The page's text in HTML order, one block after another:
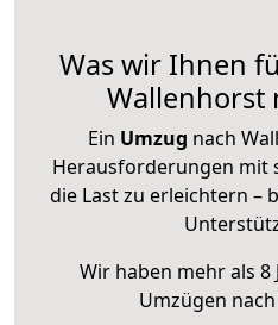
Was wir Ihnen
Wallenhorst
Ein Umzug nach
Herausforderungen mit
die Last zu erleichtern –
Wir haben mehr als
Umzügen nach